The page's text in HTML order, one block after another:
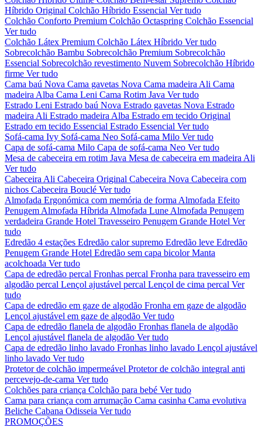
Híbrido Original Colchão Híbrido Essencial Ver tudo
Colchão Conforto Premium Colchão Octaspring Colchão Essencial
Ver tudo
Colchão Látex Premium Colchão Látex Híbrido Ver tudo
Sobrecolchão Bambu Sobrecolchão Premium Sobrecolchão
Essencial Sobrecolchão revestimento Nuvem Sobrecolchão Híbrido
firme Ver tudo
Cama baú Nova Cama gavetas Nova Cama madeira Ali Cama
madeira Alba Cama Leni Cama Rotim Java Ver tudo
Estrado Leni Estrado baú Nova Estrado gavetas Nova Estrado
madeira Ali Estrado madeira Alba Estrado em tecido Original
Estrado em tecido Essencial Estrado Essencial Ver tudo
Sofá-cama Ivy Sofá-cama Neo Sofá-cama Milo Ver tudo
Capa de sofá-cama Milo Capa de sofá-cama Neo Ver tudo
Mesa de cabeceira em rotim Java Mesa de cabeceira em madeira Ali
Ver tudo
Cabeceira Ali Cabeceira Original Cabeceira Nova Cabeceira com
nichos Cabeceira Bouclé Ver tudo
Almofada Ergonómica com memória de forma Almofada Efeito
Penugem Almofada Híbrida Almofada Lune Almofada Penugem
verdadeira Grande Hotel Travesseiro Penugem Grande Hotel Ver
tudo
Edredão 4 estações Edredão calor supremo Edredão leve Edredão
Penugem Grande Hotel Edredão sem capa bicolorManta
acolchoada Ver tudo
Capa de edredão percal Fronhas percal Fronha para travesseiro em
algodão percal Lençol ajustável percal Lençol de cima percal Ver
tudo
Capa de edredão em gaze de algodão Fronha em gaze de algodão
Lençol ajustável em gaze de algodão Ver tudo
Capa de edredão flanela de algodão Fronhas flanela de algodão
Lençol ajustável flanela de algodão Ver tudo
Capa de edredão linho lavado Fronhas linho lavado Lençol ajustável
linho lavado Ver tudo
Protetor de colchão impermeável Protetor de colchão integral anti
percevejo-de-cama Ver tudo
Colchões para criança Colchão para bebé Ver tudo
Cama para criança com arrumação Cama casinha Cama evolutiva
Beliche Cabana Odisseia Ver tudo
PROMOÇÕES